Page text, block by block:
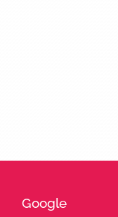
Google